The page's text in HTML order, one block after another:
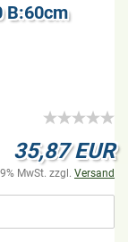
B:60cm
35,87 EUR
MwSt. zzgl. Versand